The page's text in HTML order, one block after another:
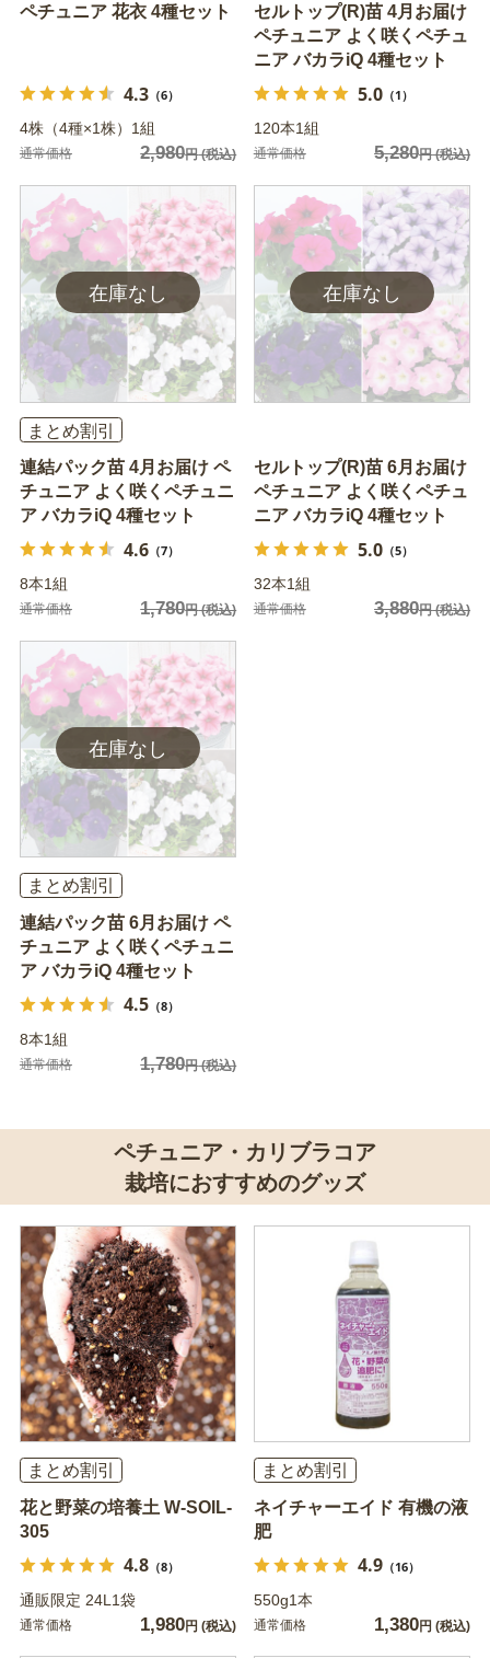
ペチュニア 花衣 4種セット
4.3（6）
4株（4種×1株）1組
通常価格 2,980円(税込)
セルトップ(R)苗 4月お届け
ペチュニア よく咲くペチュ
ニア バカラiQ 4種セット
5.0（1）
120本1組
通常価格 5,280円(税込)
まとめ割引
連結パック苗 4月お届け ペ
チュニア よく咲くペチュニ
ア バカラiQ 4種セット
4.6（7）
8本1組
通常価格 1,780円(税込)
セルトップ(R)苗 6月お届け
ペチュニア よく咲くペチュ
ニア バカラiQ 4種セット
5.0（5）
32本1組
通常価格 3,880円(税込)
まとめ割引
連結パック苗 6月お届け ペ
チュニア よく咲くペチュニ
ア バカラiQ 4種セット
4.5（8）
8本1組
通常価格 1,780円(税込)
ペチュニア・カリブラコア
栽培におすすめのグッズ
まとめ割引
花と野菜の培養土 W-SOIL-
305
4.8（8）
通販限定 24L1袋
通常価格 1,980円 (税込)
まとめ割引
ネイチャーエイド 有機の液
肥
4.9（16）
550g1本
通常価格 1,380円 (税込)